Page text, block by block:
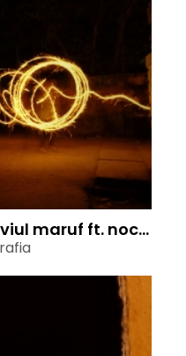
Midnight Cycle by oviul maruf ft. nocturn album